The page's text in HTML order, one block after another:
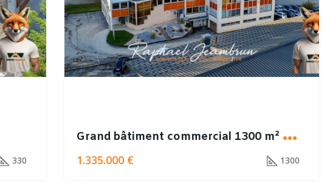
330
G
rand bâtiment commercial 1300 m² MORTEAU– Emplacement stratégique
1.335.000 € 1300